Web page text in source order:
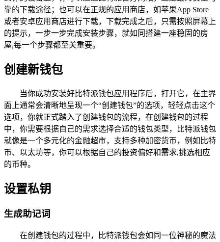
靠的下载途径；也可以在正规的应用商店，如苹果App Store
或者安卓应用商店进行下载，下载完成之后，只需按照屏幕上
的提示，一步一步完成安装步骤，就如同搭建一座稳固的房
屋,每一个步骤都至关重要。
创建新钱包
当你成功安装好比特派钱包应用程序后，打开它，在主界
面上通常会清晰地呈现一个“创建钱包”的选项，轻轻点击这个
选项，你就正式踏入了创建钱包的流程，在创建钱包的过程
中，你需要根据自己的需求选择合适的钱包类型，比特派钱包
就像是一个多元化的金融超市，支持多种加密货币，例如比特
币、以太坊等，你可以根据自己的投资偏好和需求,挑选相应
的币种。
设置私钥
生成助记词
在创建钱包的过程中，比特派钱包会如同一位神秘的魔法